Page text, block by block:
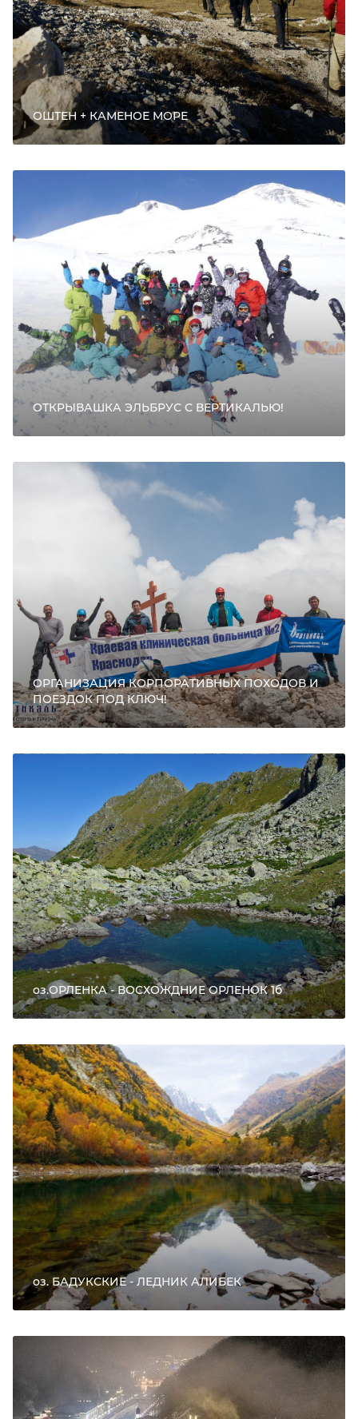
ОШТЕН + КАМЕНОЕ МОРЕ
ОТКРЫВАШКА ЭЛЬБРУС С ВЕРТИКАЛЬЮ!
ОРГАНИЗАЦИЯ КОРПОРАТИВНЫХ ПОХОДОВ И
ПОЕЗДОК ПОД КЛЮЧ!
оз.ОРЛЕНКА - ВОСХОЖДНИЕ ОРЛЕНОК 1б
оз. БАДУКСКИЕ - ЛЕДНИК АЛИБЕК